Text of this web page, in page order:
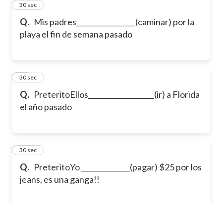
Q. Mis padres_________________(caminar) por la
playa el fin de semana pasado
25
30 sec
Q. PreteritoEllos___________________(ir) a Florida
el año pasado
26
30 sec
Q. PreteritoYo ______________(pagar) $25 por los
jeans, es una ganga!!
27
30 sec